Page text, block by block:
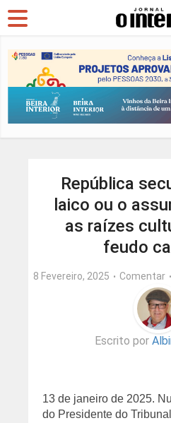
República
laico ou o
as raízes
feudo
8 Fevereiro, 2025 Comentar
Escrito por
13 de janeiro de 2025.
do Presidente do